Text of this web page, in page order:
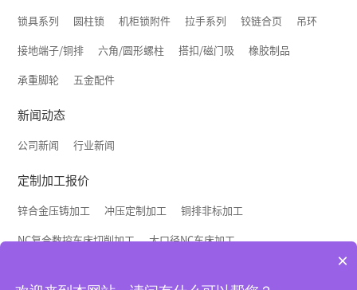
锁具系列 圆柱锁 机柜锁附件 拉手系列 铰链合页
吊环
接地端子/铜排
六角/圆形螺柱 搭扣/磁门吸
橡胶制品
承重脚轮
五金配件
新闻动态
公司新闻 行业新闻
定制加工报价
锌合金压铸加工 冲压定制加工
铜排非标加工
NC复合数控车床切削加工
大口径NC车床加工
×